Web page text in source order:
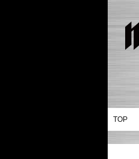
TOP